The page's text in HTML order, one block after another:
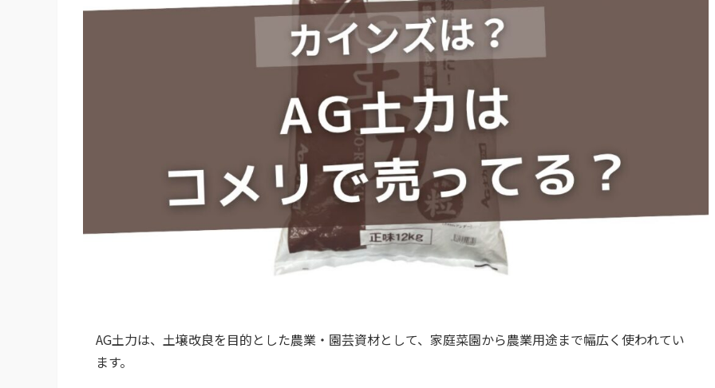
AG土力は、土壌改良を目的とした農業・園芸資材として、家庭菜園から農業用途まで幅広く使われてい
ます。